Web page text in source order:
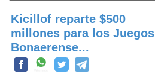
Kicillof reparte $500
millones para los Juegos
Bonaerense...